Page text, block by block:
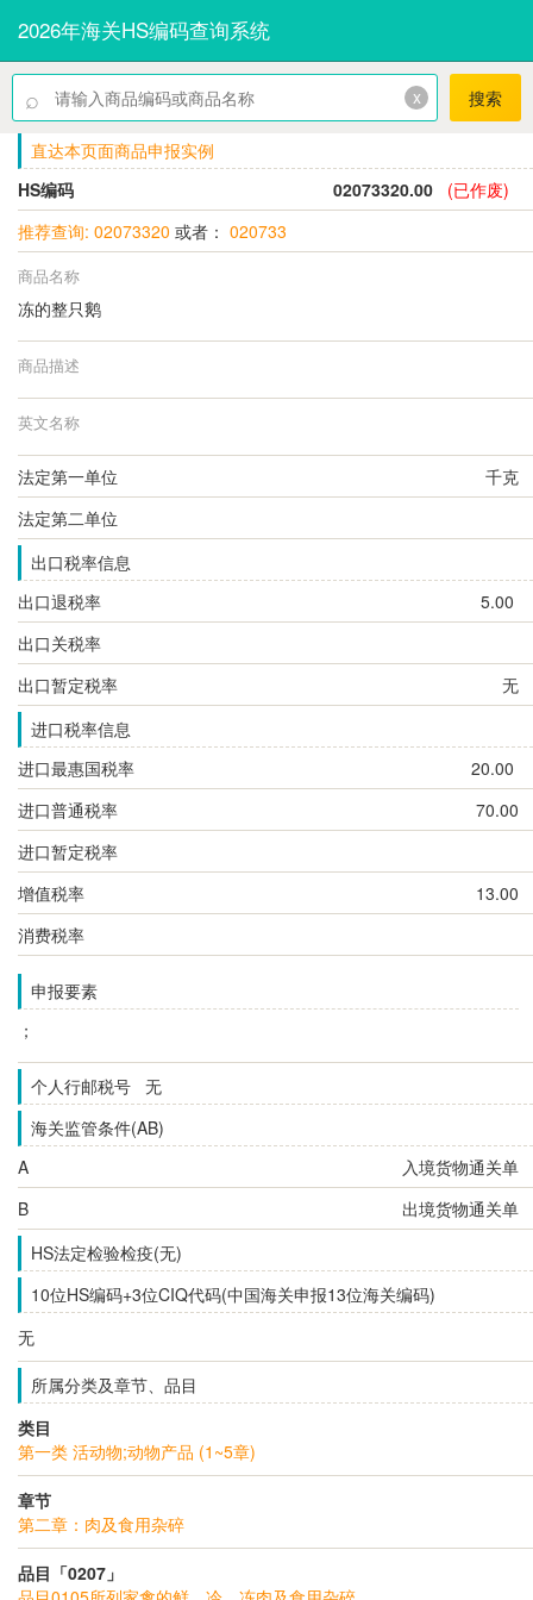
2026年海关HS编码查询系统
⌕ x 搜索
直达本页面商品申报实例
HS编码
02073320.00
(已作废)
推荐查询: 02073320 或者： 020733
商品名称
冻的整只鹅
商品描述
英文名称
法定第一单位
千克
法定第二单位
出口税率信息
出口退税率
5.00
出口关税率
出口暂定税率
无
进口税率信息
进口最惠国税率
20.00
进口普通税率
70.00
进口暂定税率
增值税率
13.00
消费税率
申报要素
；
个人行邮税号 无
海关监管条件(AB)
A
入境货物通关单
B
出境货物通关单
HS法定检验检疫(无)
10位HS编码+3位CIQ代码(中国海关申报13位海关编码)
无
所属分类及章节、品目
类目
第一类 活动物;动物产品 (1~5章)
章节
第二章：肉及食用杂碎
品目「0207」